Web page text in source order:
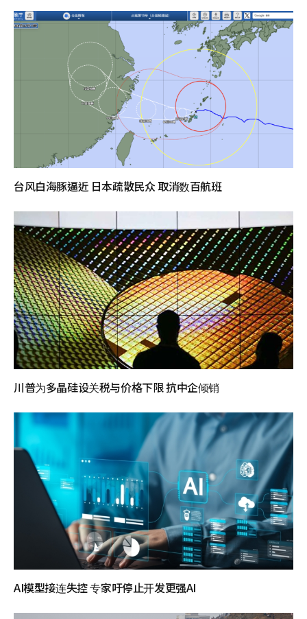
台风白海豚逼近 日本疏散民众 取消数百航班
川普为多晶硅设关税与价格下限 抗中企倾销
AI模型接连失控 专家吁停止开发更强AI